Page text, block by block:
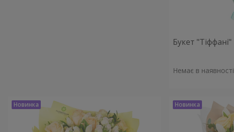
Букет "Тіффані"
Немає в наявності